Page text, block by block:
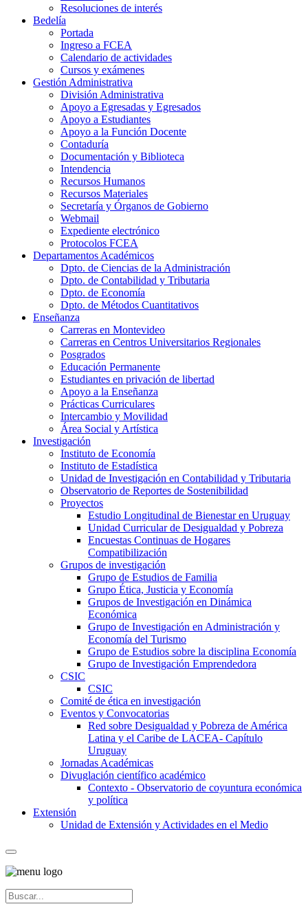
Resoluciones de interés
Bedelía
Portada
Ingreso a FCEA
Calendario de actividades
Cursos y exámenes
Gestión Administrativa
División Administrativa
Apoyo a Egresadas y Egresados
Apoyo a Estudiantes
Apoyo a la Función Docente
Contaduría
Documentación y Biblioteca
Intendencia
Recursos Humanos
Recursos Materiales
Secretaría y Órganos de Gobierno
Webmail
Expediente electrónico
Protocolos FCEA
Departamentos Académicos
Dpto. de Ciencias de la Administración
Dpto. de Contabilidad y Tributaria
Dpto. de Economía
Dpto. de Métodos Cuantitativos
Enseñanza
Carreras en Montevideo
Carreras en Centros Universitarios Regionales
Posgrados
Educación Permanente
Estudiantes en privación de libertad
Apoyo a la Enseñanza
Prácticas Curriculares
Intercambio y Movilidad
Área Social y Artística
Investigación
Instituto de Economía
Instituto de Estadística
Unidad de Investigación en Contabilidad y Tributaria
Observatorio de Reportes de Sostenibilidad
Proyectos
Estudio Longitudinal de Bienestar en Uruguay
Unidad Curricular de Desigualdad y Pobreza
Encuestas Continuas de Hogares
Compatibilización
Grupos de investigación
Grupo de Estudios de Familia
Grupo Ética, Justicia y Economía
Grupos de Investigación en Dinámica
Económica
Grupo de Investigación en Administración y
Economía del Turismo
Grupo de Estudios sobre la disciplina Economía
Grupo de Investigación Emprendedora
CSIC
CSIC
Comité de ética en investigación
Eventos y Convocatorias
Red sobre Desigualdad y Pobreza de América
Latina y el Caribe de LACEA- Capítulo
Uruguay
Jornadas Académicas
Divuglación científico académico
Contexto - Observatorio de coyuntura económica
y política
Extensión
Unidad de Extensión y Actividades en el Medio